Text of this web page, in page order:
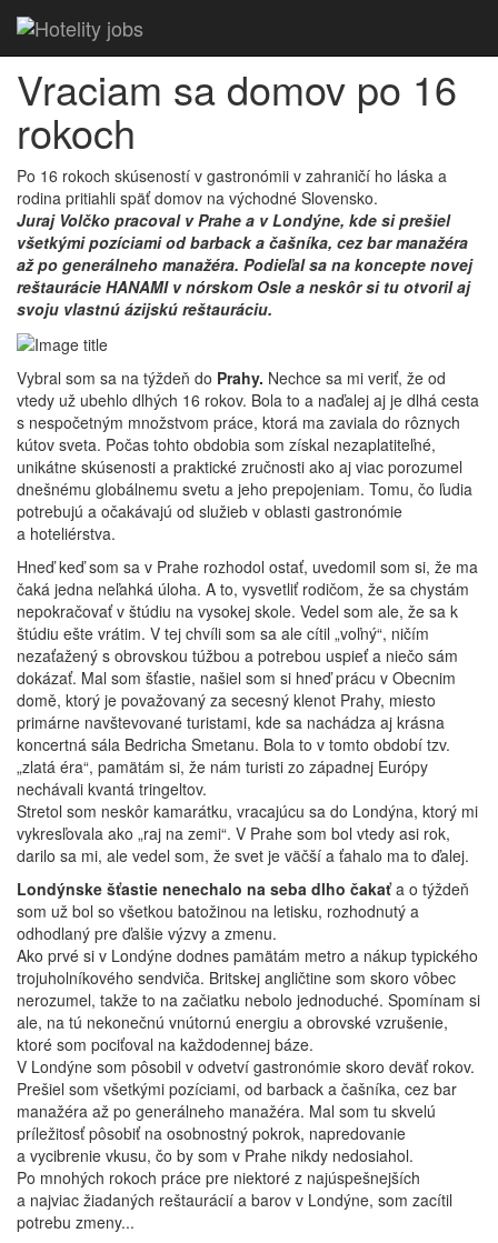
Vraciam sa domov po 16
rokoch
Po 16 rokoch skúseností v gastronómii v zahraničí ho láska a
rodina pritiahli späť domov na východné Slovensko.
Juraj Volčko pracoval v Prahe a v Londýne, kde si prešiel
všetkými pozíciami od barback a čašníka, cez bar manažéra
až po generálneho manažéra. Podieľal sa na koncepte novej
reštaurácie HANAMI v nórskom Osle a neskôr si tu otvoril aj
svoju vlastnú ázijskú reštauráciu.
Vybral som sa na týždeň do Prahy. Nechce sa mi veriť, že od
vtedy už ubehlo dlhých 16 rokov. Bola to a naďalej aj je dlhá cesta
s nespočetným množstvom práce, ktorá ma zaviala do rôznych
kútov sveta. Počas tohto obdobia som získal nezaplatiteľné,
unikátne skúsenosti a praktické zručnosti ako aj viac porozumel
dnešnému globálnemu svetu a jeho prepojeniam. Tomu, čo ľudia
potrebujú a očakávajú od služieb v oblasti gastronómie
a hoteliérstva.
Hneď keď som sa v Prahe rozhodol ostať, uvedomil som si, že ma
čaká jedna neľahká úloha. A to, vysvetliť rodičom, že sa chystám
nepokračovať v štúdiu na vysokej skole. Vedel som ale, že sa k
štúdiu ešte vrátim. V tej chvíli som sa ale cítil „voľný“, ničím
nezaťažený s obrovskou túžbou a potrebou uspieť a niečo sám
dokázať. Mal som šťastie, našiel som si hneď prácu v Obecnim
domě, ktorý je považovaný za secesný klenot Prahy, miesto
primárne navštevované turistami, kde sa nachádza aj krásna
koncertná sála Bedricha Smetanu. Bola to v tomto období tzv.
„zlatá éra“, pamätám si, že nám turisti zo západnej Európy
nechávali kvantá tringeltov.
Stretol som neskôr kamarátku, vracajúcu sa do Londýna, ktorý mi
vykresľovala ako „raj na zemi“. V Prahe som bol vtedy asi rok,
darilo sa mi, ale vedel som, že svet je väčší a ťahalo ma to ďalej.
Londýnske šťastie nenechalo na seba dlho čakaťa o týždeň
som už bol so všetkou batožinou na letisku, rozhodnutý a
odhodlaný pre ďalšie výzvy a zmenu.
Ako prvé si v Londýne dodnes pamätám metro a nákup typického
trojuholníkového sendviča. Britskej angličtine som skoro vôbec
nerozumel, takže to na začiatku nebolo jednoduché. Spomínam si
ale, na tú nekonečnú vnútornú energiu a obrovské vzrušenie,
ktoré som pociťoval na každodennej báze.
V Londýne som pôsobil v odvetví gastronómie skoro deväť rokov.
Prešiel som všetkými pozíciami, od barback a čašníka, cez bar
manažéra až po generálneho manažéra. Mal som tu skvelú
príležitosť pôsobiť na osobnostný pokrok, napredovanie
a vycibrenie vkusu, čo by som v Prahe nikdy nedosiahol.
Po mnohých rokoch práce pre niektoré z najúspešnejších
a najviac žiadaných reštaurácií a barov v Londýne, som zacítil
potrebu zmeny...